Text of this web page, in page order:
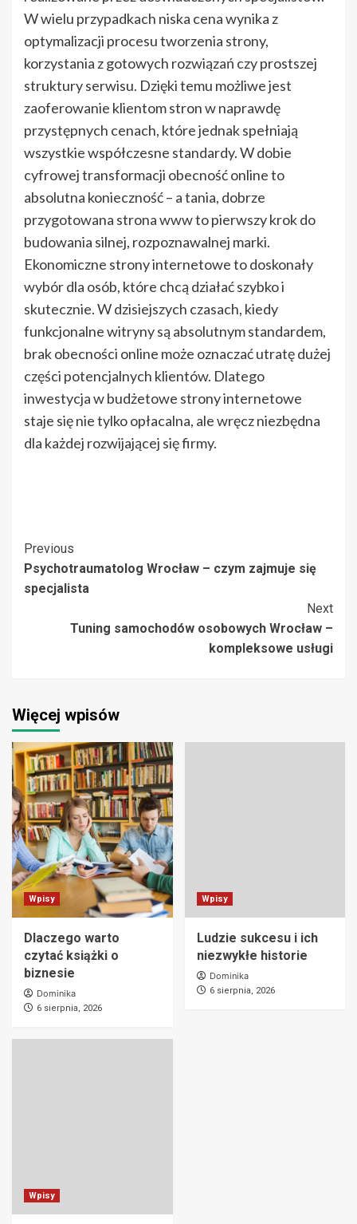
W wielu przypadkach niska cena wynika z
optymalizacji procesu tworzenia strony,
korzystania z gotowych rozwiązań czy prostszej
struktury serwisu. Dzięki temu możliwe jest
zaoferowanie klientom stron w naprawdę
przystępnych cenach, które jednak spełniają
wszystkie współczesne standardy. W dobie
cyfrowej transformacji obecność online to
absolutna konieczność – a tania, dobrze
przygotowana strona www to pierwszy krok do
budowania silnej, rozpoznawalnej marki.
Ekonomiczne strony internetowe to doskonały
wybór dla osób, które chcą działać szybko i
skutecznie. W dzisiejszych czasach, kiedy
funkcjonalne witryny są absolutnym standardem,
brak obecności online może oznaczać utratę dużej
części potencjalnych klientów. Dlatego
inwestycja w budżetowe strony internetowe
staje się nie tylko opłacalna, ale wręcz niezbędna
dla każdej rozwijającej się firmy.
Post
Navigation
Previous
Psychotraumatolog Wrocław – czym zajmuje się
specjalista
Next
Tuning samochodów osobowych Wrocław –
kompleksowe usługi
Więcej wpisów
Wpisy
Dlaczego warto
czytać książki o
biznesie
Dominika
6 sierpnia, 2026
Wpisy
Ludzie sukcesu i ich
niezwykłe historie
Dominika
6 sierpnia, 2026
Wpisy